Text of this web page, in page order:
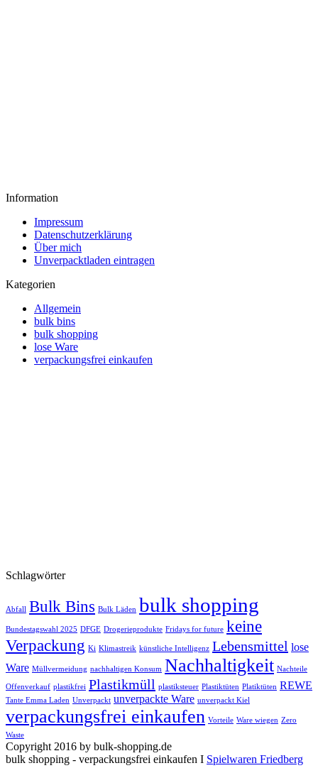
Information
Impressum
Datenschutzerklärung
Über mich
Unverpacktladen eintragen
Kategorien
Allgemein
bulk bins
bulk shopping
lose Ware
verpackungsfrei einkaufen
Schlagwörter
Abfall Bulk Bins Bulk Läden bulk shopping
Bundestagswahl 2025 DFGE Drogerieprodukte Fridays for future keine
Verpackung Ki Klimastreik künstliche Intelligenz Lebensmittel lose
Ware Müllvermeidung nachhaltigen Konsum Nachhaltigkeit Nachteile
Offenverkauf plastikfrei Plastikmüll plastiksteuer Plastiktüten Platiktüten REWE
Tante Emma Laden Unverpackt unverpackte Ware unverpackt Kiel
verpackungsfrei einkaufen Vorteile Ware wiegen Zero
Waste
Copyright 2016 by bulk-shopping.de
bulk shopping - verpackungsfrei einkaufen I Spielwaren Friedberg